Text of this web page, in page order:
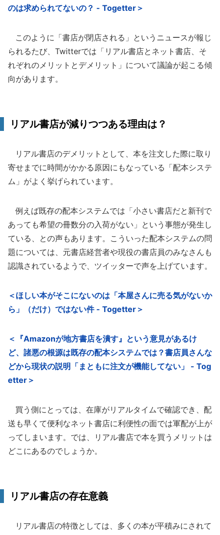
のは求められてないの？ - Togetter＞
このように「書店が閉店される」というニュースが報じ
られるたび、Twitterでは「リアル書店とネット書店、そ
れぞれのメリットとデメリット」について議論が起こる傾
向があります。
リアル書店が減りつつある理由は？
リアル書店のデメリットとして、本を注文した際に取り
寄せまでに時間がかかる原因にもなっている「配本システ
ム」がよく挙げられています。
例えば既存の配本システムでは「小さい書店だと新刊で
あっても希望の冊数分の入荷がない」という事態が発生し
ている、との声もあります。こういった配本システムの問
題については、元書店経営者や現役の書店員のみなさんも
認識されているようで、ツイッターで声を上げています。
＜ほしい本がそこにないのは「本屋さんに売る気がないか
ら」（だけ）ではない件 - Togetter＞
＜『Amazonが地方書店を潰す』という意見があるけ
ど、諸悪の根源は既存の配本システムでは？書店員さんな
どから現状の説明「まともに注文が機能してない」 - Tog
etter＞
買う側にとっては、在庫がリアルタイムで確認でき、配
送も早くて便利なネット書店に利便性の面では軍配が上が
ってしまいます。では、リアル書店で本を買うメリットは
どこにあるのでしょうか。
リアル書店の存在意義
リアル書店の特徴としては、多くの本が平積みにされて